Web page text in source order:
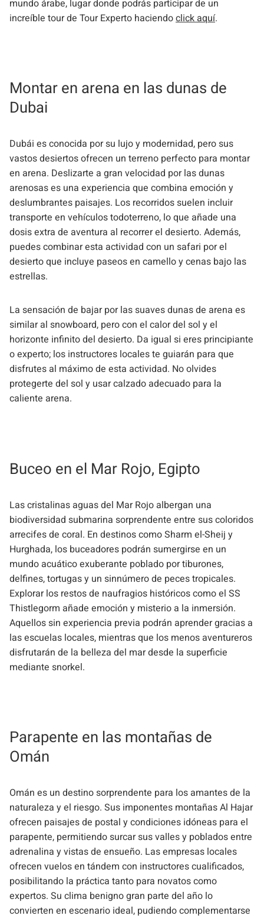
mundo árabe, lugar donde podrás participar de un
increíble tour de Tour Experto haciendoclick aquí.
Montar en arena en las dunas de
Dubai
Dubái es conocida por su lujo y modernidad, pero sus
vastos desiertos ofrecen un terreno perfecto para montar
en arena. Deslizarte a gran velocidad por las dunas
arenosas es una experiencia que combina emoción y
deslumbrantes paisajes. Los recorridos suelen incluir
transporte en vehículos todoterreno, lo que añade una
dosis extra de aventura al recorrer el desierto. Además,
puedes combinar esta actividad con un safari por el
desierto que incluye paseos en camello y cenas bajo las
estrellas.
La sensación de bajar por las suaves dunas de arena es
similar al snowboard, pero con el calor del sol y el
horizonte infinito del desierto. Da igual si eres principiante
o experto; los instructores locales te guiarán para que
disfrutes al máximo de esta actividad. No olvides
protegerte del sol y usar calzado adecuado para la
caliente arena.
Buceo en el Mar Rojo, Egipto
Las cristalinas aguas del Mar Rojo albergan una
biodiversidad submarina sorprendente entre sus coloridos
arrecifes de coral. En destinos como Sharm el-Sheij y
Hurghada, los buceadores podrán sumergirse en un
mundo acuático exuberante poblado por tiburones,
delfines, tortugas y un sinnúmero de peces tropicales.
Explorar los restos de naufragios históricos como el SS
Thistlegorm añade emoción y misterio a la inmersión.
Aquellos sin experiencia previa podrán aprender gracias a
las escuelas locales, mientras que los menos aventureros
disfrutarán de la belleza del mar desde la superficie
mediante snorkel.
Parapente en las montañas de
Omán
Omán es un destino sorprendente para los amantes de la
naturaleza y el riesgo. Sus imponentes montañas Al Hajar
ofrecen paisajes de postal y condiciones idóneas para el
parapente, permitiendo surcar sus valles y poblados entre
adrenalina y vistas de ensueño. Las empresas locales
ofrecen vuelos en tándem con instructores cualificados,
posibilitando la práctica tanto para novatos como
expertos. Su clima benigno gran parte del año lo
convierten en escenario ideal, pudiendo complementarse